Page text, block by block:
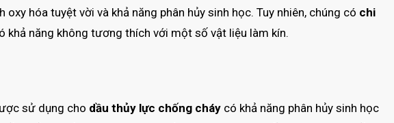
hóa tuyệt vời và khả năng phân hủy sinh học. Tuy nhiên, chúng có chi
khả năng không tương thích với một số vật liệu làm kín.
sử dụng cho dầu thủy lực chống cháy có khả năng phân hủy sinh học